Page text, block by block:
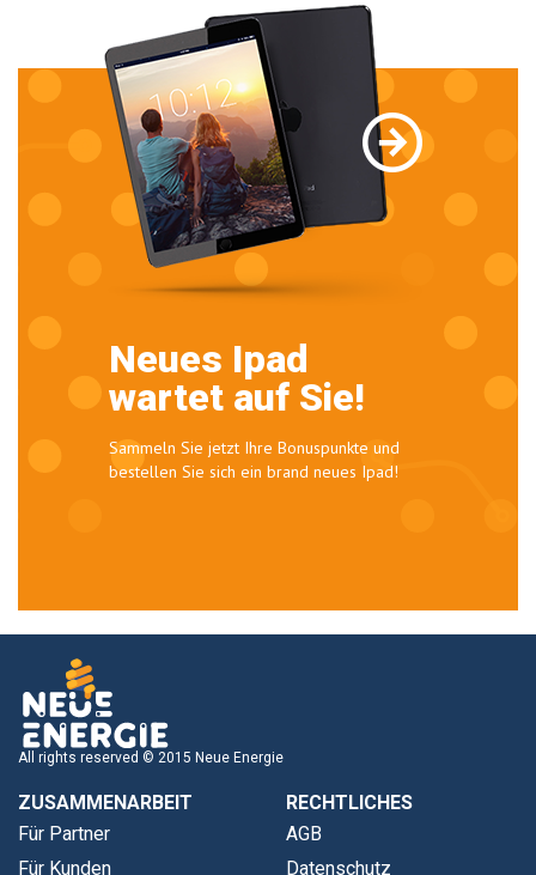
Neues Ipad
wartet auf Sie!
Sammeln Sie jetzt Ihre Bonuspunkte und
bestellen Sie sich ein brand neues Ipad!
All rights reserved © 2015 Neue Energie
ZUSAMMENARBEIT
Für Partner
Für Kunden
RECHTLICHES
AGB
Datenschutz